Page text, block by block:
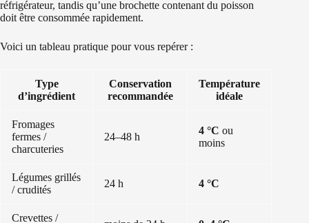
réfrigérateur, tandis qu’une brochette contenant du poisson
doit être consommée rapidement.
Voici un tableau pratique pour vous repérer :
Type
d’ingrédient
Conservation
recommandée
Température
idéale
Fromages
fermes /
charcuteries
24–48 h
4 °C ou
moins
Légumes grillés
/ crudités
24 h 4 °C
Crevettes /